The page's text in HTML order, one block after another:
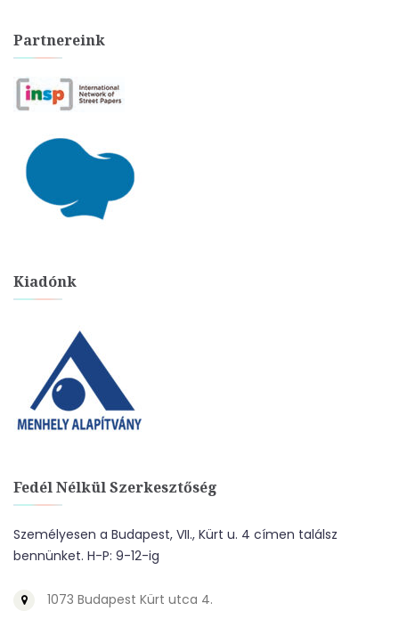
Partnereink
Kiadónk
Fedél Nélkül Szerkesztőség
Személyesen a Budapest, VII., Kürt u. 4 címen találsz
bennünket. H-P: 9-12-ig
1073 Budapest Kürt utca 4.